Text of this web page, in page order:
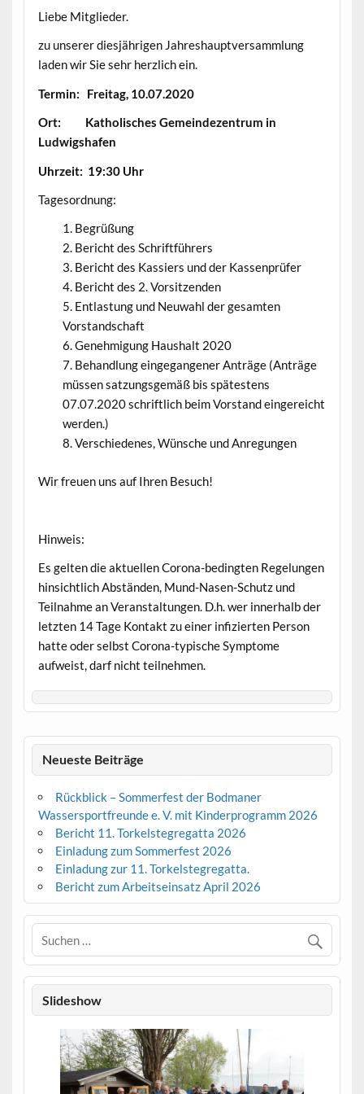
Liebe Mitglieder.
zu unserer diesjährigen Jahreshauptversammlung
laden wir Sie sehr herzlich ein.
Termin: Freitag, 10.07.2020
Ort: Katholisches Gemeindezentrum in
Ludwigshafen
Uhrzeit: 19:30 Uhr
Tagesordnung:
Begrüßung
Bericht des Schriftführers
Bericht des Kassiers und der Kassenprüfer
Bericht des 2. Vorsitzenden
Entlastung und Neuwahl der gesamten
Vorstandschaft
Genehmigung Haushalt 2020
Behandlung eingegangener Anträge (Anträge
müssen satzungsgemäß bis spätestens
07.07.2020 schriftlich beim Vorstand eingereicht
werden.)
Verschiedenes, Wünsche und Anregungen
Wir freuen uns auf Ihren Besuch!
Hinweis:
Es gelten die aktuellen Corona-bedingten Regelungen
hinsichtlich Abständen, Mund-Nasen-Schutz und
Teilnahme an Veranstaltungen. D.h. wer innerhalb der
letzten 14 Tage Kontakt zu einer infizierten Person
hatte oder selbst Corona-typische Symptome
aufweist, darf nicht teilnehmen.
Neueste Beiträge
Rückblick – Sommerfest der Bodmaner
Wassersportfreunde e. V. mit Kinderprogramm 2026
Bericht 11. Torkelstegregatta 2026
Einladung zum Sommerfest 2026
Einladung zur 11. Torkelstegregatta.
Bericht zum Arbeitseinsatz April 2026
Slideshow